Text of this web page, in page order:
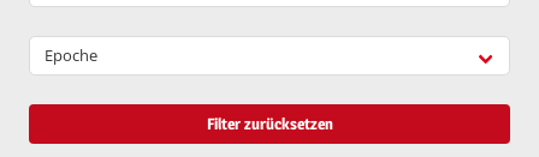
Epoche
Filter zurücksetzen